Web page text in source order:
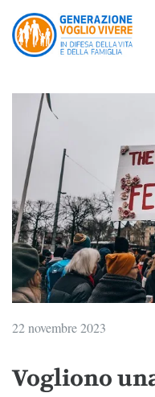
22 novembre 2023
Vogliono